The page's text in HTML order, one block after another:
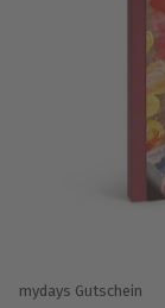
mydays Gutschein